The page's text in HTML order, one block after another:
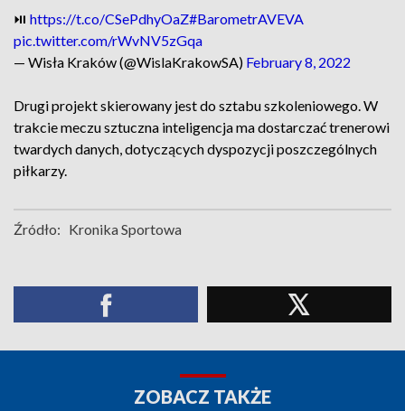
⏯️ https://t.co/CSePdhyOaZ#BarometrAVEVA
pic.twitter.com/rWvNV5zGqa
— Wisła Kraków (@WislaKrakowSA) February 8, 2022
Drugi projekt skierowany jest do sztabu szkoleniowego. W
trakcie meczu sztuczna inteligencja ma dostarczać trenerowi
twardych danych, dotyczących dyspozycji poszczególnych
piłkarzy.
Źródło: Kronika Sportowa
ZOBACZ TAKŻE